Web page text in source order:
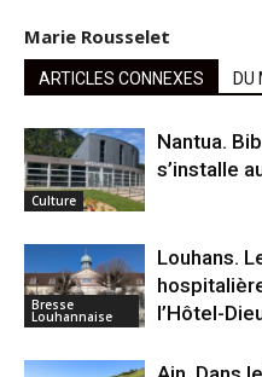
Marie Rousselet
ARTICLES CONNEXES DU
Culture
Nantua.
s’installe
Bresse
Louhannaise
Louhans.
l’Hôtel-